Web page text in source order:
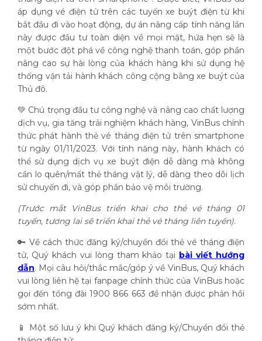
áp dụng vé điện tử trên các tuyến xe buýt điện từ khi
bắt đầu đi vào hoạt động, dự án nâng cấp tính năng lần
này được đầu tư toàn diện về mọi mặt, hứa hẹn sẽ là
một bước đột phá về công nghệ thanh toán, góp phần
nâng cao sự hài lòng của khách hàng khi sử dụng hệ
thống vận tải hành khách công cộng bằng xe buýt của
Thủ đô.
💚 Chú trọng đầu tư công nghệ và nâng cao chất lượng
dịch vụ, gia tăng trải nghiệm khách hàng, VinBus chính
thức phát hành thẻ vé tháng điện tử trên smartphone
từ ngày 01/11/2023. Với tính năng này, hành khách có
thể sử dụng dịch vụ xe buýt điện dễ dàng mà không
cần lo quên/mất thẻ tháng vật lý, dễ dàng theo dõi lịch
sử chuyến đi, và góp phần bảo vệ môi trường.
(Trước mắt VinBus triển khai cho thẻ vé tháng 01
tuyến, tương lai sẽ triển khai thẻ vé tháng liên tuyến).
🔑 Về cách thức đăng ký/chuyển đổi thẻ vé tháng điện
tử, Quý khách vui lòng tham khảo tại bài viết hướng
dẫn. Mọi câu hỏi/thắc mắc/góp ý về VinBus, Quý khách
vui lòng liên hệ tại fanpage chính thức của VinBus hoặc
gọi đến tổng đài 1900 866 663 để nhận được phản hồi
sớm nhất.
📱 Một số lưu ý khi Quý khách đăng ký/Chuyển đổi thẻ